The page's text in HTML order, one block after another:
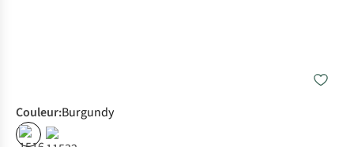
Couleur:Burgundy